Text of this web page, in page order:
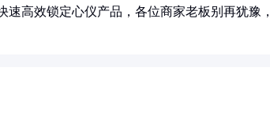
速高效锁定心仪产品，各位商家老板别再犹豫